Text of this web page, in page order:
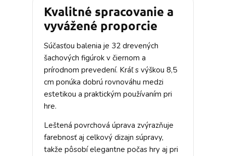
Kvalitné spracovanie a
vyvážené proporcie
Súčasťou balenia je 32 drevených
šachových figúrok v čiernom a
prírodnom prevedení. Kráľ s výškou 8,5
cm ponúka dobrú rovnováhu medzi
estetikou a praktickým používaním pri
hre.
Leštená povrchová úprava zvýrazňuje
farebnosť aj celkový dizajn súpravy,
takže pôsobí elegantne počas hry aj pri